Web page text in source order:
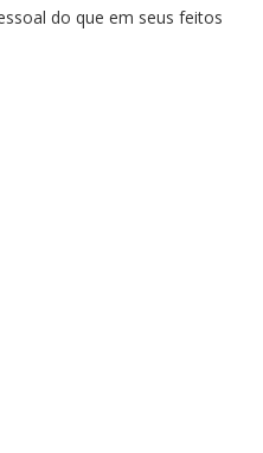
do que em seus feitos